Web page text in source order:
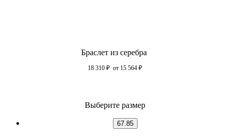
Браслет из серебра
18 310 ₽ от 15 564 ₽
Выберите размер
67.85